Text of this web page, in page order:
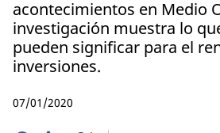
acontecimientos en Medio
investigación muestra lo
pueden significar para el
inversiones.
07/01/2020